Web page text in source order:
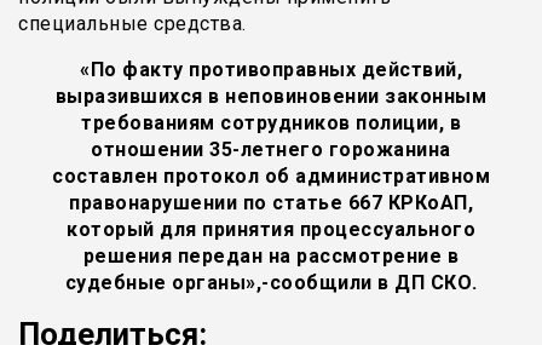
специальные средства.
«По факту противоправных действий,
выразившихся в неповиновении законным
требованиям сотрудников полиции, в
отношении 35-летнего горожанина
составлен протокол об административном
правонарушении по статье 667 КРКоАП,
который для принятия процессуального
решения передан на рассмотрение в
судебные органы»,-сообщили в ДП СКО.
Поделиться: